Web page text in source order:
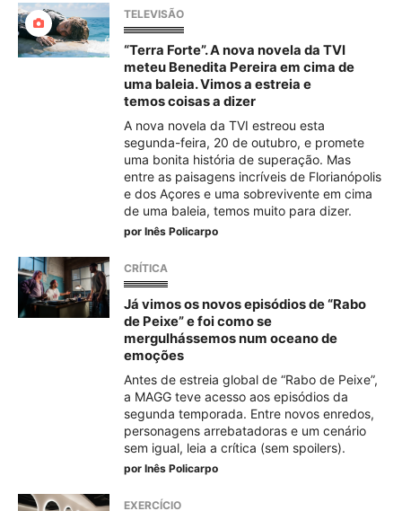
TELEVISÃO
“Terra Forte”. A nova novela da TVI
meteu Benedita Pereira em cima de
uma baleia. Vimos a estreia e
temos coisas a dizer
A nova novela da TVI estreou esta
segunda-feira, 20 de outubro, e promete
uma bonita história de superação. Mas
entre as paisagens incríveis de Florianópolis
e dos Açores e uma sobrevivente em cima
de uma baleia, temos muito para dizer.
por Inês Policarpo
CRÍTICA
Já vimos os novos episódios de “Rabo
de Peixe” e foi como se
mergulhássemos num oceano de
emoções
Antes de estreia global de “Rabo de Peixe”,
a MAGG teve acesso aos episódios da
segunda temporada. Entre novos enredos,
personagens arrebatadoras e um cenário
sem igual, leia a crítica (sem spoilers).
por Inês Policarpo
EXERCÍCIO